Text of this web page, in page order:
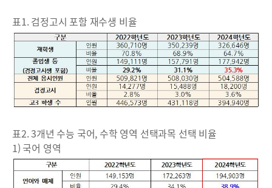
표1. 검정고시 포함 재수생 비율
표2. 3개년 수능 국어, 수학 영역 선택과목 선택 비율
1) 국어 영역